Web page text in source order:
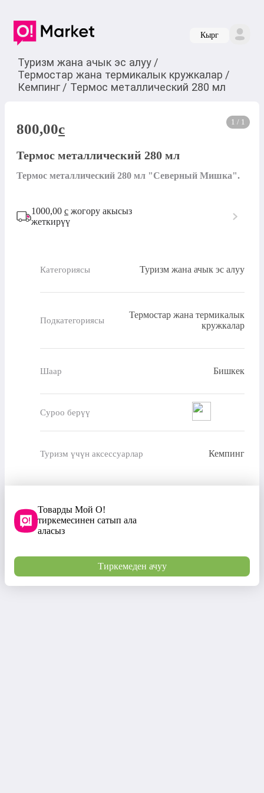
Кырг
Туризм жана ачык эс алуу /
Термостар жана термикалык кружкалар /
Кемпинг / Термос металлический 280 мл
1 / 1
800,00c
Термос металлический 280 мл
Термос металлический 280 мл "Северный Мишка".
1000,00 с жогору акысыз
жеткирүү
Категориясы Туризм жана ачык эс алуу
Подкатегориясы
Термостар жана термикалык
кружкалар
Шаар Бишкек
Суроо берүү
Туризм үчүн аксессуарлар Кемпинг
Товарды Мой О!
тиркемесинен сатып ала
аласыз
Тиркемеден ачуу